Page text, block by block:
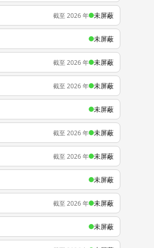
截至 2026 年 未屏蔽
未屏蔽
截至 2026 年 未屏蔽
截至 2026 年 未屏蔽
未屏蔽
截至 2026 年 未屏蔽
截至 2026 年 未屏蔽
未屏蔽
截至 2026 年 未屏蔽
未屏蔽